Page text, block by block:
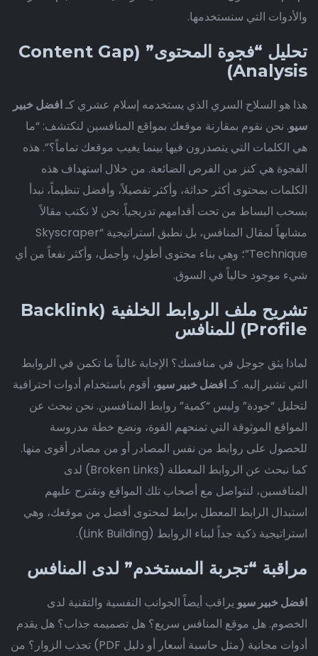
والأدوات التي سنستخدمها.
تحليل “فجوة المحتوى” (Content Gap
Analysis)
هذا هو السلاح السري الذي يستخدمه إسلام عشري كـافضل خبير
سيو. نحن نقوم بمقارنة موقعك بمواقع المنافسين لنكتشف: “ما
هي الكلمات التي يتصدرون فيها بينما يغيب موقعك تماماً؟”. هذه
الفجوة هي كنز من الفرص الضائعة. من خلال استهداف هذه
الكلمات بمحتوى أكثر حداثة، وأكثر تفصيلاً، وأفضل تنظيماً، نبدأ
بسحب البساط من تحت أقدامهم تدريجياً. نحن لا نكتب مقالاً
مشابهاً لمقال المنافس، بل نطبق استراتيجية “Skyscraper
Technique”؛ وهي بناء محتوى أطول، وأجمل، وأكثر نفعاً من أي
شيء موجود حالياً في السوق.
تشريح ملف الروابط الخلفية (Backlink
Profile) للمنافس
لماذا يثق جوجل في منافسك؟ الإجابة غالباً ما تكمن في الروابط
التي تشير إليه. كـافضل خبير سيو، أقوم باستخدام أدوات احترافية
لتحليل “جودة” وليس “كمية” روابط المنافسين. نحن نبحث عن
المواقع الموثوقة التي تمنحهم القوة، ونضع خطة مدروسة
للحصول على روابط من نفس المصادر أو من مصادر أقوى منها.
كما نبحث عن الروابط المعطلة (Broken Links) لدى
المنافسين، لنتواصل مع أصحاب تلك المواقع ونقترح عليهم
استبدال الرابط المعطل برابط لمحتوى أفضل من موقعك، وهي
استراتيجية ذكية جداً لبناء الروابط (Link Building).
مراقبة “تجربة المستخدم” لدى المنافس
افضل خبير سيو يراقب أيضاً الجوانب النفسية والتقنية لدى
الخصوم. هل موقع المنافس سريع؟ هل تصميمه جذاب؟ هل يقدم
أدوات مجانية (مثل حاسبة أسعار أو دليل PDF) تجذب الزوار؟ من